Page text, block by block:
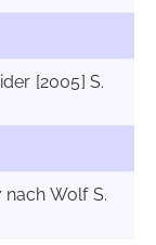
[2005] S.
Wolf S.